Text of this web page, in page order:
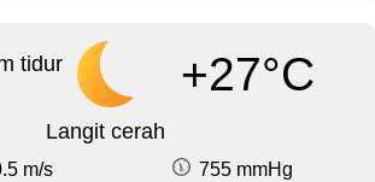
tidur +27°C
Langit cerah
m/s
755 mmHg